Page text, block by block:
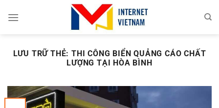
đến
LƯU TRỮ THẺ: THI CÔNG BIỂN QUẢNG CÁO CHẤT
LƯỢNG TẠI HÒA BÌNH